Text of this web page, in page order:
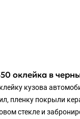
оклейка в
кузова
пленку покрыли
стекле и